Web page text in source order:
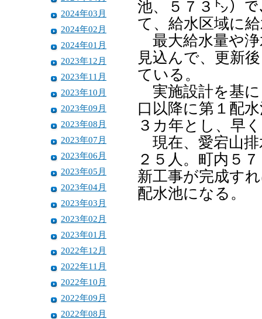
2024年03月
2024年02月
2024年01月
2023年12月
2023年11月
2023年10月
2023年09月
2023年08月
2023年07月
2023年06月
2023年05月
2023年04月
2023年03月
2023年02月
2023年01月
2022年12月
2022年11月
2022年10月
2022年09月
2022年08月
池、５７３㌧）
て、給水区域に
最大給水量や浄
見込んで、更新
ている。
実施設計を基に
口以降に第１配
３カ年とし、早
現在、愛宕山排
２５人。町内５
新工事が完成す
配水池になる。